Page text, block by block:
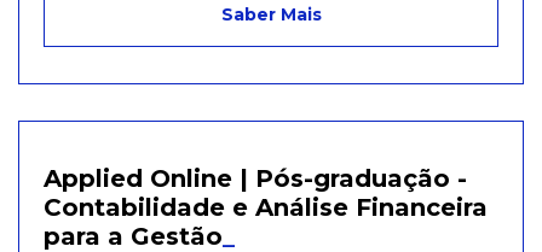
Saber Mais
Applied Online | Pós-graduação -
Contabilidade e Análise Financeira
para a Gestão